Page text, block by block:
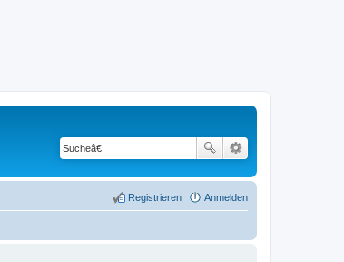
Anmelden
Registrieren